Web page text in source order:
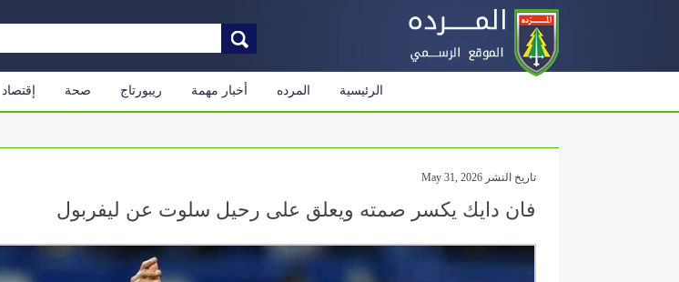
الرئيسية المرده أخبار مهمة ريبورتاج صحة إقتصاد
تاريخ النشر May 31, 2026
فان دايك يكسر صمته ويعلق على رحيل سلوت عن ليفربول